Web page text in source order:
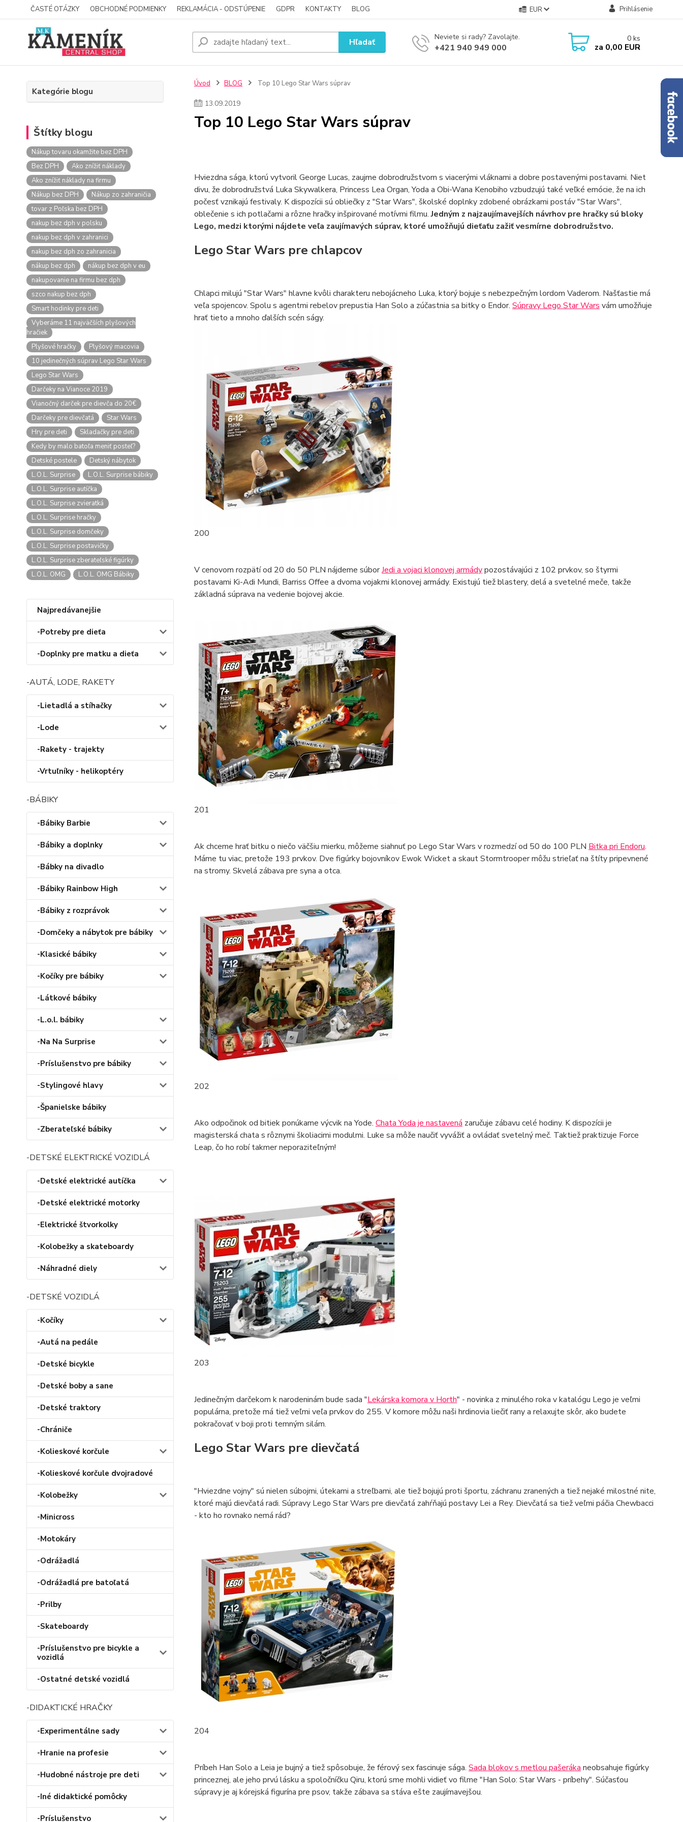
ČASTÉ OTÁZKY OBCHODNÉ PODMIENKY REKLAMÁCIA - ODSTÚPENIE GDPR KONTAKTY BLOG EUR Prihlásenie
Hľadať Neviete si rady? Zavolajte.
+421 940 949 000
0 ks
za 0,00 EUR
Kategórie blogu
Štítky blogu
Nákup tovaru okamžite bez DPH
Bez DPH
Ako znížiť náklady
Ako znížiť náklady na firmu
Nákup bez DPH
Nákup zo zahraničia
tovar z Poľska bez DPH
nakup bez dph v polsku
nakup bez dph v zahranici
nakup bez dph zo zahranicia
nákup bez dph
nákup bez dph v eu
nakupovanie na firmu bez dph
szco nakup bez dph
Smart hodinky pre deti
Vyberáme 11 najväčších plyšových
hračiek
Plyšové hračky
Plyšový macovia
10 jedinečných súprav Lego Star Wars
Lego Star Wars
Darčeky na Vianoce 2019
Vianočný darček pre dievča do 20€
Darčeky pre dievčatá
Star Wars
Hry pre deti
Skladačky pre deti
Kedy by malo batoľa meniť posteľ?
Detské postele
Detský nábytok
L.O.L. Surprise
L.O.L. Surprise bábiky
L.O.L. Surprise autíčka
L.O.L. Surprise zvieratká
L.O.L. Surprise hračky
L.O.L. Surprise domčeky
L.O.L. Surprise postavičky
L.O.L. Surprise zberateľské figúrky
L.O.L. OMG
L.O.L. OMG Bábiky
Najpredávanejšie
-Potreby pre dieťa
-Doplnky pre matku a dieťa
-AUTÁ, LODE, RAKETY
-Lietadlá a stíhačky
-Lode
-Rakety - trajekty
-Vrtuľníky - helikoptéry
-BÁBIKY
-Bábiky Barbie
-Bábiky a doplnky
-Bábky na divadlo
-Bábiky Rainbow High
-Bábiky z rozprávok
-Domčeky a nábytok pre bábiky
-Klasické bábiky
-Kočíky pre bábiky
-Látkové bábiky
-L.o.l. bábiky
-Na Na Surprise
-Príslušenstvo pre bábiky
-Stylingové hlavy
-Španielske bábiky
-Zberateľské bábiky
-DETSKÉ ELEKTRICKÉ VOZIDLÁ
-Detské elektrické autíčka
-Detské elektrické motorky
-Elektrické štvorkolky
-Kolobežky a skateboardy
-Náhradné diely
-DETSKÉ VOZIDLÁ
-Kočíky
-Autá na pedále
-Detské bicykle
-Detské boby a sane
-Detské traktory
-Chrániče
-Kolieskové korčule
-Kolieskové korčule dvojradové
-Kolobežky
-Minicross
-Motokáry
-Odrážadlá
-Odrážadlá pre batoľatá
-Prilby
-Skateboardy
-Príslušenstvo pre bicykle a
vozidlá
-Ostatné detské vozidlá
-DIDAKTICKÉ HRAČKY
-Experimentálne sady
-Hranie na profesie
-Hudobné nástroje pre deti
-Iné didaktické pomôcky
-Príslušenstvo
Úvod BLOG Top 10 Lego Star Wars súprav
13.09.2019
Top 10 Lego Star Wars súprav
Hviezdna sága, ktorú vytvoril George Lucas, zaujme dobrodružstvom s viacerými vláknami a dobre postavenými postavami. Niet
divu, že dobrodružstvá Luka Skywalkera, Princess Lea Organ, Yoda a Obi-Wana Kenobiho vzbudzujú také veľké emócie, že na ich
počesť vznikajú festivaly. K dispozícii sú obliečky z "Star Wars", školské doplnky zdobené obrázkami postáv "Star Wars",
oblečenie s ich potlačami a rôzne hračky inšpirované motívmi filmu.Jedným z najzaujímavejších návrhov pre hračky sú bloky
Lego, medzi ktorými nájdete veľa zaujímavých súprav, ktoré umožňujú dieťaťu zažiť vesmírne dobrodružstvo.
Lego Star Wars pre chlapcov
Chlapci milujú "Star Wars" hlavne kvôli charakteru nebojácneho Luka, ktorý bojuje s nebezpečným lordom Vaderom. Našťastie má
veľa spojencov. Spolu s agentmi rebelov prepustia Han Solo a zúčastnia sa bitky o Endor. Súpravy Lego Star Wars vám umožňuje
hrať tieto a mnoho ďalších scén ságy.
200
V cenovom rozpätí od 20 do 50 PLN nájdeme súborJedi a vojaci klonovej armádypozostávajúci z 102 prvkov, so štyrmi
postavami Ki-Adi Mundi, Barriss Offee a dvoma vojakmi klonovej armády. Existujú tiež blastery, delá a svetelné meče, takže
základná súprava na vedenie bojovej akcie.
201
Ak chceme hrať bitku o niečo väčšiu mierku, môžeme siahnuť po Lego Star Wars v rozmedzí od 50 do 100 PLN Bitka pri Endoru.
Máme tu viac, pretože 193 prvkov. Dve figúrky bojovníkov Ewok Wicket a skaut Stormtrooper môžu strieľať na štíty pripevnené
na stromy. Skvelá zábava pre syna a otca.
202
Ako odpočinok od bitiek ponúkame výcvik na Yode. Chata Yoda je nastavená zaručuje zábavu celé hodiny. K dispozícii je
magisterská chata s rôznymi školiacimi modulmi. Luke sa môže naučiť vyvážiť a ovládať svetelný meč. Taktiež praktizuje Force
Leap, čo ho robí takmer neporaziteľným!
203
Jedinečným darčekom k narodeninám bude sada "Lekárska komora v Horth" - novinka z minulého roka v katalógu Lego je veľmi
populárna, pretože má tiež veľmi veľa prvkov do 255. V komore môžu naši hrdinovia liečiť rany a relaxujte skôr, ako budete
pokračovať v boji proti temným silám.
Lego Star Wars pre dievčatá
"Hviezdne vojny" sú nielen súbojmi, útekami a streľbami, ale tiež bojujú proti športu, záchranu zranených a tiež nejaké milostné nite,
ktoré majú dievčatá radi. Súpravy Lego Star Wars pre dievčatá zahŕňajú postavy Lei a Rey. Dievčatá sa tiež veľmi páčia Chewbacci
- kto ho rovnako nemá rád?
204
Príbeh Han Solo a Leia je bujný a tiež spôsobuje, že férový sex fascinuje sága. Sada blokov s metlou pašeráka neobsahuje figúrky
princeznej, ale jeho prvú lásku a spoločníčku Qiru, ktorú sme mohli vidieť vo filme "Han Solo: Star Wars - príbehy". Súčasťou
súpravy je aj kórejská figurína pre psov, takže zábava sa stáva ešte zaujímavejšou.